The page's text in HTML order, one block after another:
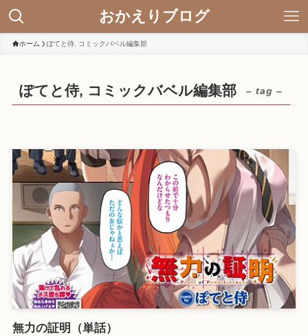
おかえりブログ
ホーム ぽてと侍, コミックバベル編集部
ぽてと侍, コミックバベル編集部 – tag –
無力の証明（単話）